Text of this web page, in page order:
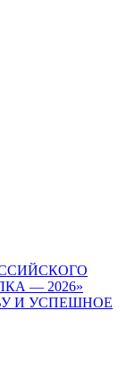
— 2026»
И УСПЕШНОЕ